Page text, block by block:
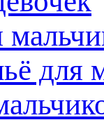
для